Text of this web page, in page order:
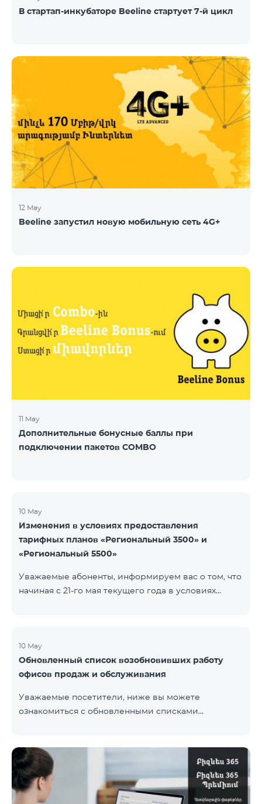
В стартап-инкубаторе Beeline стартует 7-й цикл
12 May
Beeline запустил новую мобильную сеть 4G+
11 May
Дополнительные бонусные баллы при
подключении пакетов COMBO
10 May
Изменения в условиях предоставления
тарифных планов «Региональный 3500» и
«Региональный 5500»
Уважаемые абоненты, информируем вас о том, что
начиная с 21-го мая текущего года в условиях
изменен наблюдательный период — 15 дней
вместо прежних 60-ти. В случае, если тарифный
план не будет активирован вновь на 16-ый день
расторгнут в одностороннем порядке и на
основной номер будет наложен штраф.
10 May
Обновленный список возобновивших работу
офисов продаж и обслуживания
Уважаемые посетители, ниже вы можете
ознакомиться с обновленными списками
Регионы В офисах соблюдены соответствующие
меры для обеспечения безопасности здоровья
наших сотрудников и клиентов.